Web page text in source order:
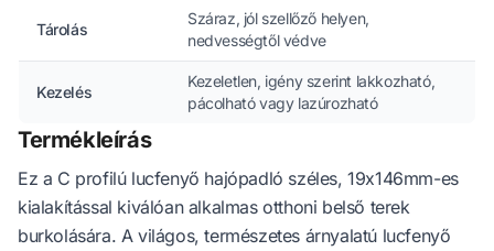
Tárolás
Száraz, jól szellőző helyen,
nedvességtől védve
Kezelés
Kezeletlen, igény szerint lakkozható,
pácolható vagy lazúrozható
Termékleírás
Ez a C profilú lucfenyő hajópadló széles, 19x146mm-es
kialakítással kiválóan alkalmas otthoni belső terek
burkolására. A világos, természetes árnyalatú lucfenyő